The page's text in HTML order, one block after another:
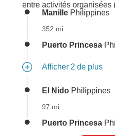
entre activités organisées
Manille Philippines
352 mi
Puerto Princesa
Afficher 2 de plus
El Nido Philippines
97 mi
Puerto Princesa